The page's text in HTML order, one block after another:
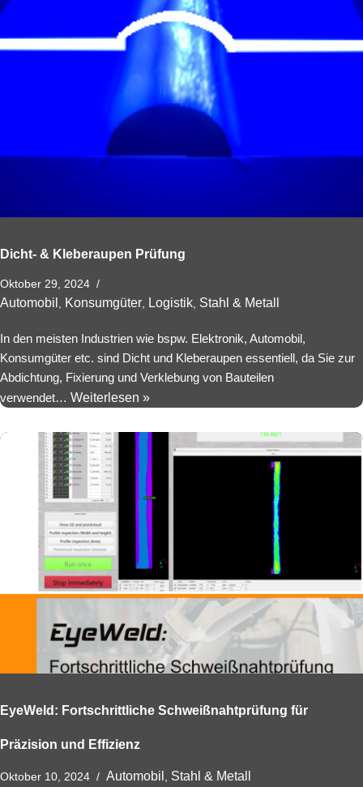
Dicht- & Kleberaupen Prüfung
Oktober 29, 2024
Automobil Konsumgüter Logistik Stahl & Metall
In den meisten Industrien wie bspw. Elektronik, Automobil,
Konsumgüter etc. sind Dicht und Kleberaupen essentiell, da Sie zur
Abdichtung, Fixierung und Verklebung von Bauteilen
verwendet… Weiterlesen »
EyeWeld: Fortschrittliche Schweißnahtprüfung für
Präzision und Effizienz
Oktober 10, 2024 Automobil , Stahl & Metall